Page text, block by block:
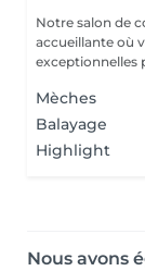
Notre salon de
accueillante où
exceptionnelles
Mèches
Balayage
Highlight
Nous avons